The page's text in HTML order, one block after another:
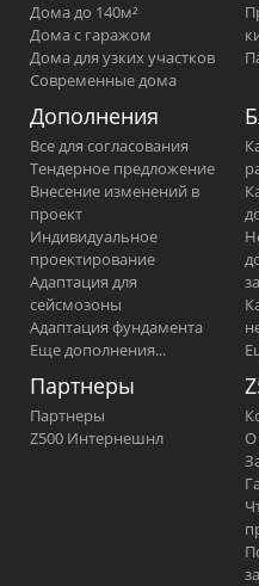
Дома до 140м²
Дома с гаражом
Дома для узких участков
Современные дома
Дополнения
Все для согласования
Тендерное предложение
Внесение изменений в
проект
Индивидуальное
проектирование
Адаптация для
сейсмозоны
Адаптация фундамента
Еще дополнения...
Партнеры
Партнеры
Z500 Интернешнл
О